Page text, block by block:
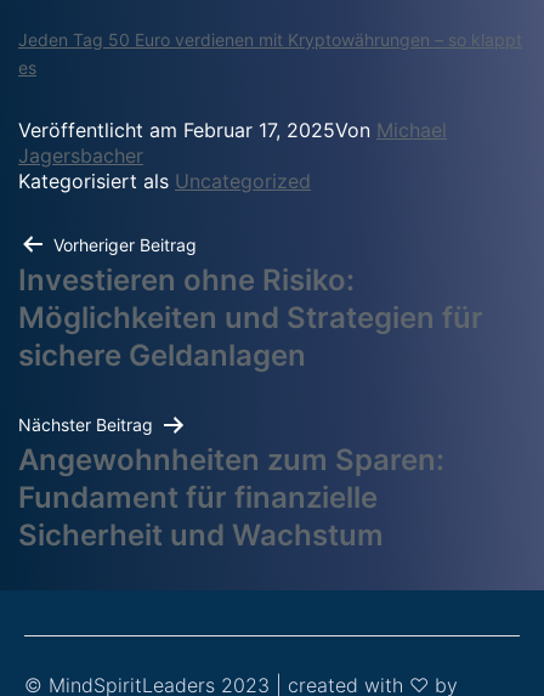
Jeden Tag 50 Euro verdienen mit Kryptowährungen – so klappt
es
Veröffentlicht am Februar 17, 2025Von Michael
Jagersbacher
Kategorisiert als Uncategorized
Vorheriger Beitrag
Investieren ohne Risiko:
Möglichkeiten und Strategien für
sichere Geldanlagen
Nächster Beitrag
Angewohnheiten zum Sparen:
Fundament für finanzielle
Sicherheit und Wachstum
© MindSpiritLeaders 2023 | created with ♡ by